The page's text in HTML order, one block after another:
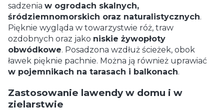
sadzenia w ogrodach skalnych,
śródziemnomorskich oraz naturalistycznych.
Pięknie wygląda w towarzystwie róż, traw
ozdobnych oraz jako niskie żywopłoty
obwódkowe. Posadzona wzdłuż ścieżek, obok
ławek pięknie pachnie. Można ją również uprawiać
w pojemnikach na tarasach i balkonach.
Zastosowanie lawendy w domu i w
zielarstwie